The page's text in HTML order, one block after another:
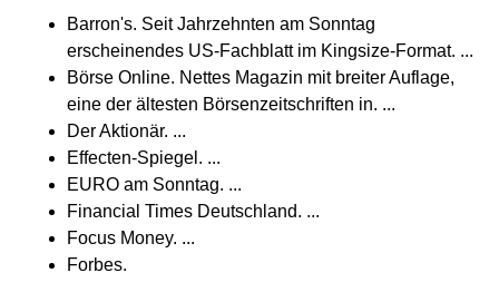
Barron's. Seit Jahrzehnten am Sonntag
erscheinendes US-Fachblatt im Kingsize-Format. ...
Börse Online. Nettes Magazin mit breiter Auflage,
eine der ältesten Börsenzeitschriften in. ...
Der Aktionär. ...
Effecten-Spiegel. ...
EURO am Sonntag. ...
Financial Times Deutschland. ...
Focus Money. ...
Forbes.